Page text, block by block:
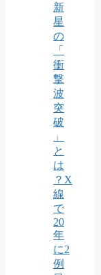
新
星
の
「
衝
撃
波
突
破
」
と
は
？X
線
で
20
年
に2
例